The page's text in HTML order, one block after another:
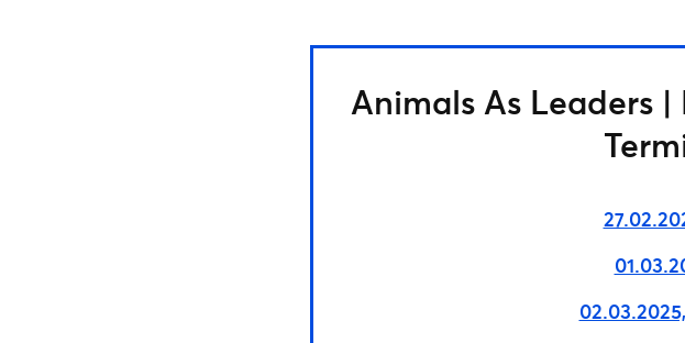
Animals As Leaders
02.03.2025,